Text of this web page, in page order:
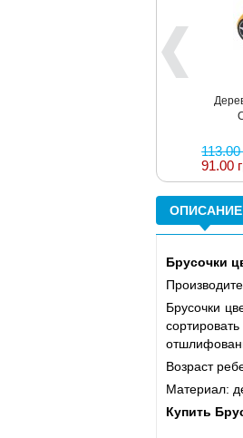
113.00
91.00
ОПИСАНИЕ
Брусочки
Брусочки
Возраст
Материал:
Купить